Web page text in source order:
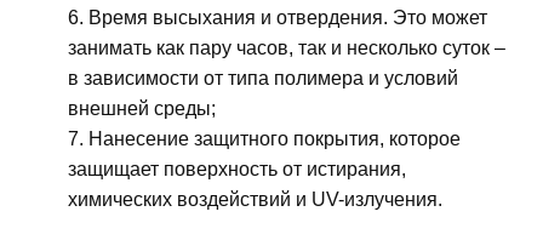
Время высыхания и отвердения. Это может
занимать как пару часов, так и несколько суток –
в зависимости от типа полимера и условий
внешней среды;
Нанесение защитного покрытия, которое
защищает поверхность от истирания,
химических воздействий и UV-излучения.